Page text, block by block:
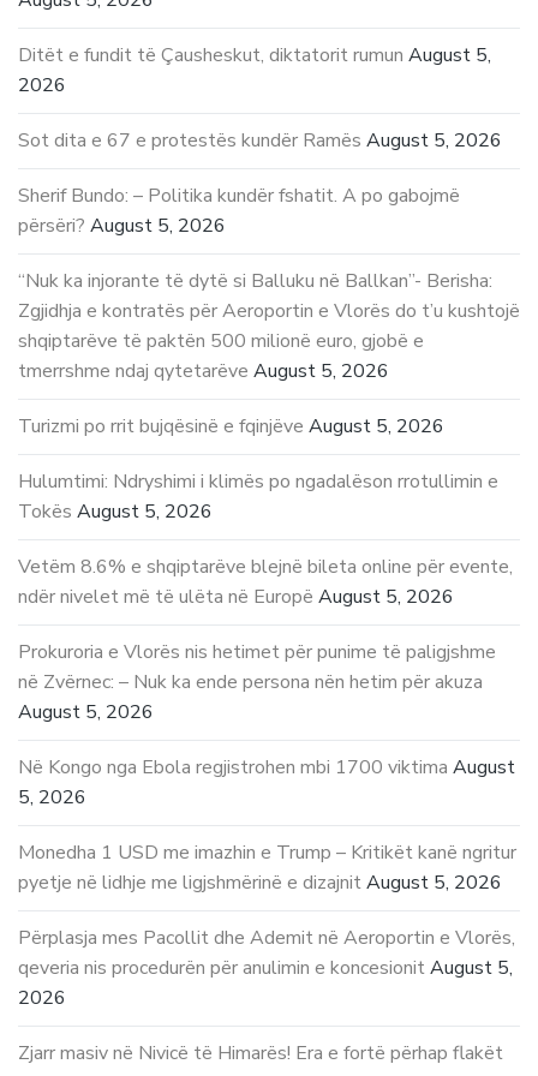
Ditët e fundit të Çausheskut, diktatorit rumun August 5,
2026
Sot dita e 67 e protestës kundër Ramës August 5, 2026
Sherif Bundo: – Politika kundër fshatit. A po gabojmë
përsëri? August 5, 2026
“Nuk ka injorante të dytë si Balluku në Ballkan”- Berisha:
Zgjidhja e kontratës për Aeroportin e Vlorës do t’u kushtojë
shqiptarëve të paktën 500 milionë euro, gjobë e
tmerrshme ndaj qytetarëve August 5, 2026
Turizmi po rrit bujqësinë e fqinjëve August 5, 2026
Hulumtimi: Ndryshimi i klimës po ngadalëson rrotullimin e
Tokës August 5, 2026
Vetëm 8.6% e shqiptarëve blejnë bileta online për evente,
ndër nivelet më të ulëta në Europë August 5, 2026
Prokuroria e Vlorës nis hetimet për punime të paligjshme
në Zvërnec: – Nuk ka ende persona nën hetim për akuza
August 5, 2026
Në Kongo nga Ebola regjistrohen mbi 1700 viktima August
5, 2026
Monedha 1 USD me imazhin e Trump – Kritikët kanë ngritur
pyetje në lidhje me ligjshmërinë e dizajnitAugust 5, 2026
Përplasja mes Pacollit dhe Ademit në Aeroportin e Vlorës,
qeveria nis procedurën për anulimin e koncesionitAugust 5,
2026
Zjarr masiv në Nivicë të Himarës! Era e fortë përhap flakët